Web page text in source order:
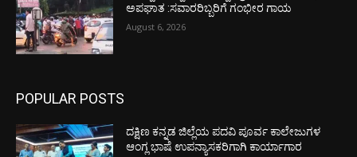
ಅಪಘಾತ :ಸವಾರರಿಬ್ಬರಿಗೆ ಗಂಭೀರ ಗಾಯ
August 6, 2026
POPULAR POSTS
ದಕ್ಷಿಣ ಕನ್ನಡ ಜಿಲ್ಲೆಯ ಪದವಿ ಪೂರ್ವ ಕಾಲೇಜುಗಳ
ಆಂಗ್ಲ ಭಾಷೆ ಉಪನ್ಯಾಸಕರಿಗಾಗಿ ಕಾರ್ಯಾಗಾರ